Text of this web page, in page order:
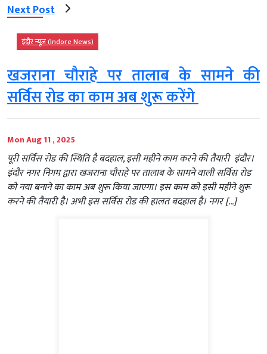
Next Post
इंदौर न्यूज़ (Indore News)
खजराना चौराहे पर तालाब के सामने की
सर्विस रोड का काम अब शुरू करेंगे
Mon Aug 11 , 2025
पूरी सर्विस रोड की स्थिति है बदहाल, इसी महीने काम करने की तैयारी इंदौर।
इंदौर नगर निगम द्वारा खजराना चौराहे पर तालाब के सामने वाली सर्विस रोड
को नया बनाने का काम अब शुरू किया जाएगा। इस काम को इसी महीने शुरू
करने की तैयारी है। अभी इस सर्विस रोड की हालत बदहाल है। नगर […]